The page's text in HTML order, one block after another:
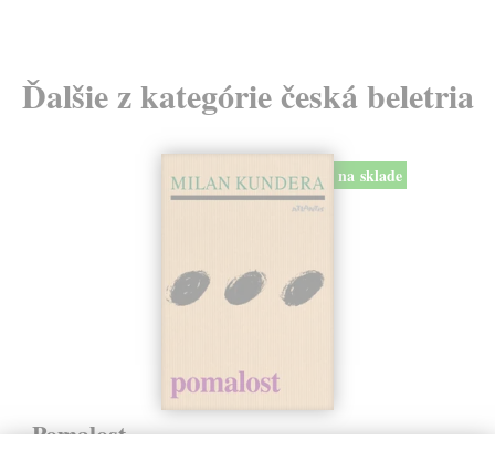
Ďalšie z kategórie česká beletria
na sklade
Pomalost